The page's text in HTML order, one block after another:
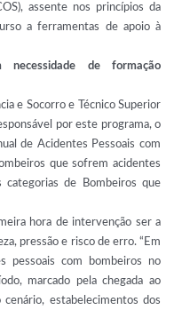
assente nos princípios da
a ferramentas de apoio à
necessidade de formação
e Socorro e Técnico Superior
por este programa, o
de Acidentes Pessoais com
que sofrem acidentes
de Bombeiros que
hora de intervenção ser a
pressão e risco de erro. “Em
pessoais com bombeiros no
marcado pela chegada ao
estabelecimentos dos